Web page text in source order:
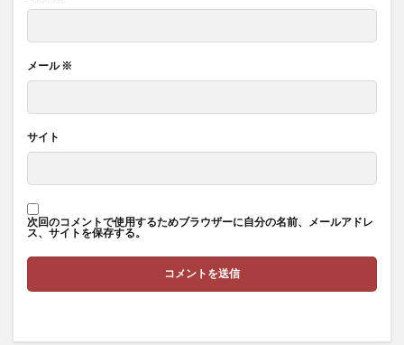
メール※
サイト
次回のコメントで使用するためブラウザーに自分の名前、メールアドレ
ス、サイトを保存する。